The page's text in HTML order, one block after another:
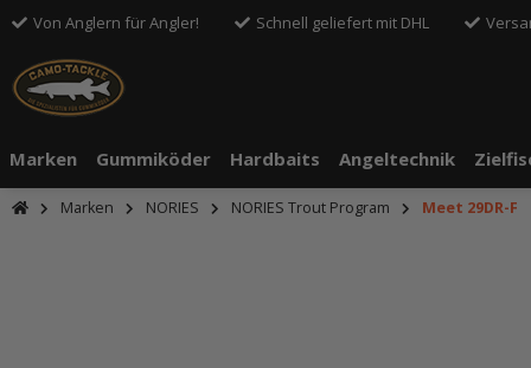
Von Anglern für Angler! Schnell geliefert mit DHL
Marken Gummiköder Hardbaits Angeltechnik
Marken NORIES NORIES Trout Program Meet 29DR-F
An